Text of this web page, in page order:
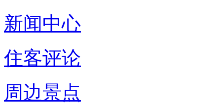
新闻中心
住客评论
周边景点